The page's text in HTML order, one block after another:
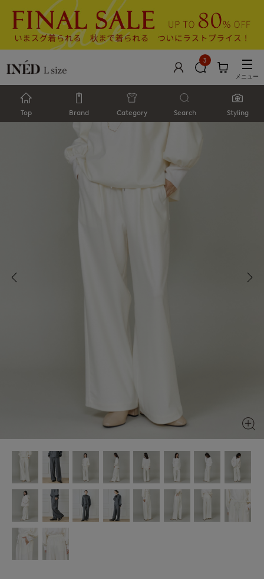
3
メニュー
Top Brand Category Search Styling